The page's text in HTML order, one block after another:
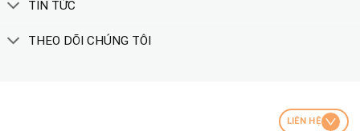
TIN TỨC
THEO DÕI CHÚNG TÔI
LIÊN HỆ